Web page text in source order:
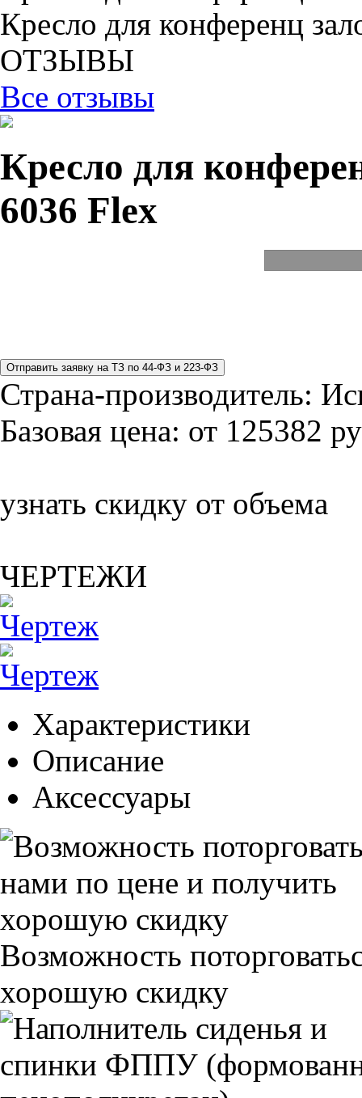
Кресло для конференц
ОТЗЫВЫ
Все отзывы
Кресло для
6036 Flex
Страна-производитель:
Базовая цена: от 125382
узнать скидку от объема
ЧЕРТЕЖИ
Характеристики
Описание
Аксессуары
Возможность
хорошую скидку